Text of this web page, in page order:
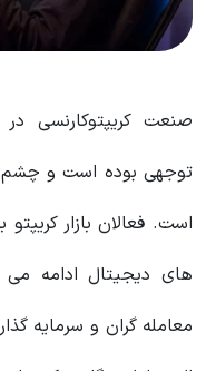
صنعت کریپتوکارنسی
توجهی بوده است و چشم
است. فعالان بازار کریپتو
های دیجیتال ادامه
معامله گران و سرمایه